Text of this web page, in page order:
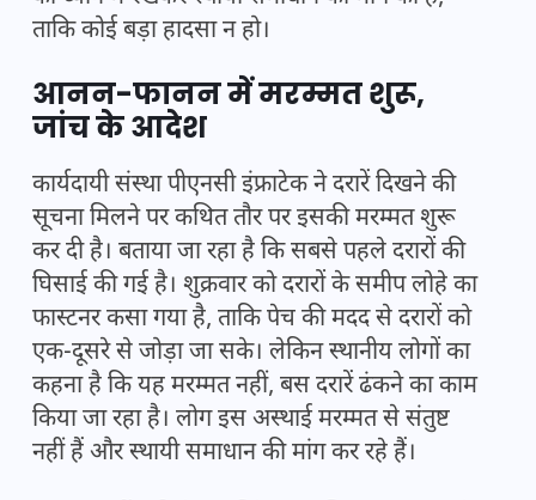
ताकि कोई बड़ा हादसा न हो।
आनन-फानन में मरम्मत शुरू,
जांच के आदेश
कार्यदायी संस्था पीएनसी इंफ्राटेक ने दरारें दिखने की
सूचना मिलने पर कथित तौर पर इसकी मरम्मत शुरू
कर दी है। बताया जा रहा है कि सबसे पहले दरारों की
घिसाई की गई है। शुक्रवार को दरारों के समीप लोहे का
फास्टनर कसा गया है, ताकि पेच की मदद से दरारों को
एक-दूसरे से जोड़ा जा सके। लेकिन स्थानीय लोगों का
कहना है कि यह मरम्मत नहीं, बस दरारें ढंकने का काम
किया जा रहा है। लोग इस अस्थाई मरम्मत से संतुष्ट
नहीं हैं और स्थायी समाधान की मांग कर रहे हैं।